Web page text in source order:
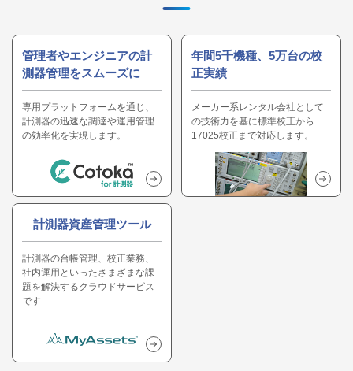
管理者やエンジニアの計
測器管理をスムーズに
専用プラットフォームを通じ、
計測器の迅速な調達や運用管理
の効率化を実現します。
年間5千機種、5万台の校
正実績
メーカー系レンタル会社として
の技術力を基に標準校正から
17025校正まで対応します。
計測器資産管理ツール
計測器の台帳管理、校正業務、
社内運用といったさまざまな課
題を解決するクラウドサービス
です